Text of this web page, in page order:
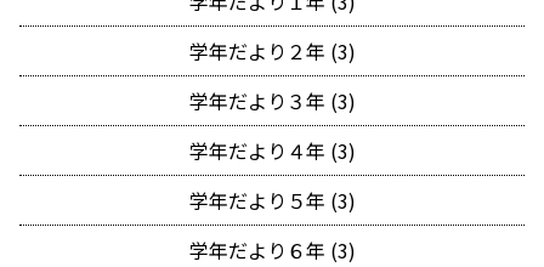
学年だより２年 (3)
学年だより３年 (3)
学年だより４年 (3)
学年だより５年 (3)
学年だより６年 (3)